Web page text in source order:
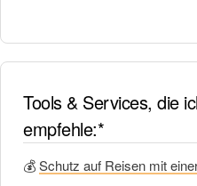
Tools & Services, die
empfehle:*
💰Schutz auf Reisen mit